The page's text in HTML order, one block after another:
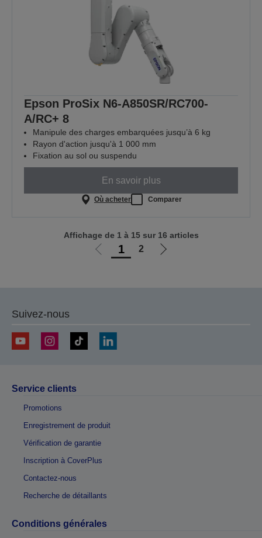
Epson ProSix N6-A850SR/RC700-
A/RC+ 8
Manipule des charges embarquées jusqu’à 6 kg
Rayon d'action jusqu'à 1 000 mm
Fixation au sol ou suspendu
En savoir plus
Où acheter Comparer
Aller1 2
Aller
Affichage de 1 à 15 sur 16 articles
Suivez-nous
Service clients
Promotions
Enregistrement de produit
Vérification de garantie
Inscription à CoverPlus
Contactez-nous
Recherche de détaillants
Conditions générales